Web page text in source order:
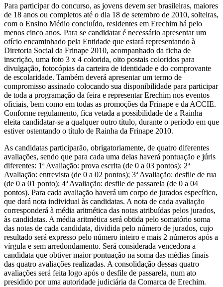
Para participar do concurso, as jovens devem ser brasileiras, maiores
de 18 anos ou completos até o dia 18 de setembro de 2010, solteiras,
com o Ensino Médio concluído, residentes em Erechim há pelo
menos cinco anos. Para se candidatar é necessário apresentar um
ofício encaminhado pela Entidade que estará representando à
Diretoria Social da Frinape 2010, acompanhado da ficha de
inscrição, uma foto 3 x 4 colorida, oito postais coloridos para
divulgação, fotocópias da carteira de identidade e do comprovante
de escolaridade. Também deverá apresentar um termo de
compromisso assinado colocando sua disponibilidade para participar
de toda a programação da feira e representar Erechim nos eventos
oficiais, bem como em todas as promoções da Frinape e da ACCIE.
Conforme regulamento, fica vetada a possibilidade de a Rainha
eleita candidatar-se a qualquer outro título, durante o período em que
estiver ostentando o título de Rainha da Frinape 2010.
As candidatas participarão, obrigatoriamente, de quatro diferentes
avaliações, sendo que para cada uma delas haverá pontuação e júris
diferentes: 1ª Avaliação: prova escrita (de 0 a 03 pontos); 2ª
Avaliação: entrevista (de 0 a 02 pontos); 3ª Avaliação: desfile de rua
(de 0 a 01 ponto); 4ª Avaliação: desfile de passarela (de 0 a 04
pontos). Para cada avaliação haverá um corpo de jurados específico,
que dará nota individual às candidatas. A nota de cada avaliação
corresponderá à média aritmética das notas atribuídas pelos jurados,
às candidatas. A média aritmética será obtida pelo somatório soma
das notas de cada candidata, dividida pelo número de jurados, cujo
resultado será expresso pelo número inteiro e mais 2 números após a
vírgula e sem arredondamento. Será considerada vencedora a
candidata que obtiver maior pontuação na soma das médias finais
das quatro avaliações realizadas. A consolidação dessas quatro
avaliações será feita logo após o desfile de passarela, num ato
presidido por uma autoridade judiciária da Comarca de Erechim.